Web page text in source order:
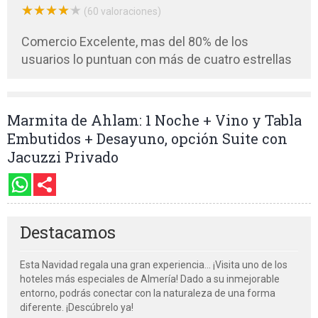
★★★★★
★★★★★ (60 valoraciones)
Comercio Excelente, mas del 80% de los
usuarios lo puntuan con más de cuatro estrellas
Marmita de Ahlam: 1 Noche + Vino y Tabla
Embutidos + Desayuno, opción Suite con
Jacuzzi Privado
Destacamos
Esta Navidad regala una gran experiencia... ¡Visita uno de los
hoteles más especiales de Almería! Dado a su inmejorable
entorno, podrás conectar con la naturaleza de una forma
diferente. ¡Descúbrelo ya!